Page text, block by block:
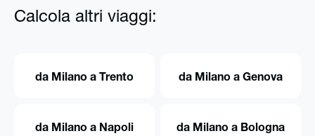
Calcola altri viaggi:
da Milano a Trento da Milano a Genova
da Milano a Napoli da Milano a Bologna